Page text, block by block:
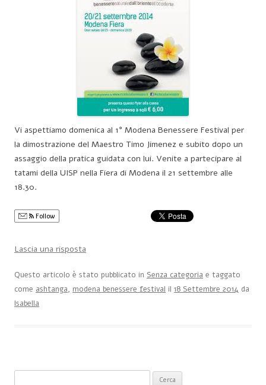
Vi aspettiamo domenica al 1° Modena Benessere Festival per
la dimostrazione del Maestro Timo Jimenez e subito dopo un
assaggio della pratica guidata con lui. Venite a partecipare al
tatami della UISP nella Fiera di Modena il 21 settembre alle
18.30.
Follow
Lascia una risposta
Questo articolo è stato pubblicato in Senza categoria e taggato
come ashtanga, modena benessere festival il 18 Settembre 2014 da
Isabella